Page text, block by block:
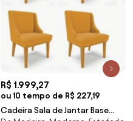
R$ 1.999,27
ou 10 tempo de R$ 227,19
Cadeira Sala de Jantar Base